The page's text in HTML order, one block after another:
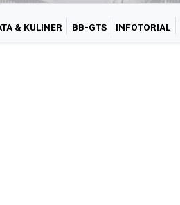
& KULINER BB-GTS INFOTORIAL